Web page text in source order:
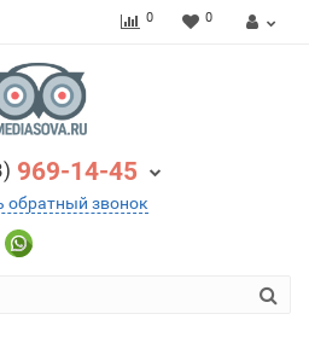
0 0
969-14-45
обратный звонок